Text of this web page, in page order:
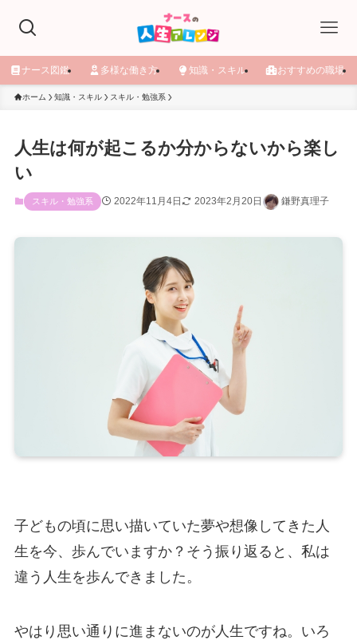
ナース図鑑 多様な働き方 知識・スキル おすすめの職場
ホーム 知識・スキル スキル・勉強系
人生は何が起こるか分からないから楽し
い
スキル・勉強系 2022年11月4日 2023年2月20日 鎌野真理子
子どもの頃に思い描いていた夢や想像してきた人
生を今、歩んでいますか？そう振り返ると、私は
違う人生を歩んできました。
やはり思い通りに進まないのが人生ですね。いろ